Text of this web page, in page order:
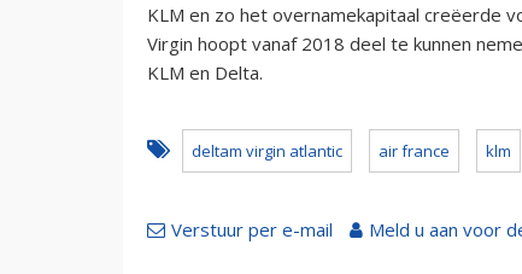
KLM en zo het overnamekapitaal creëerde
Virgin hoopt vanaf 2018 deel te kunnen
KLM en Delta.
deltam virgin atlantic air france klm
Verstuur per e-mail Meld u aan voor